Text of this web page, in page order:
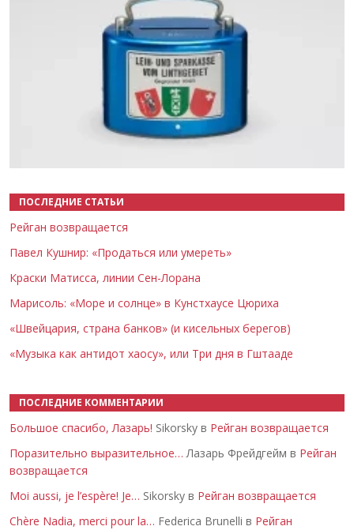
ПОСЛЕДНИЕ СТАТЬИ
Рейган возвращается
Павел Кушнир: «Продаться или умереть»
Краски Матисса, линии Сен-Лорана
Марисоль: «Море и солнце» в Кунстхаусе Цюриха
«Швейцария, страна банков» (и кисельных берегов)
«Музыка как антидот хаосу», или Три дня в Гштааде
ПОСЛЕДНИЕ КОММЕНТАРИИ
Большое спасибо, Лазарь! Sikorsky в Рейган возвращается
Поразительно выразительное… Лазарь Фрейдгейм в Рейган
возвращается
Moi aussi, je l’espère! Je… Sikorsky в Рейган возвращается
Chère Nadia, merci pour la… Federica Brunelli в Рейган